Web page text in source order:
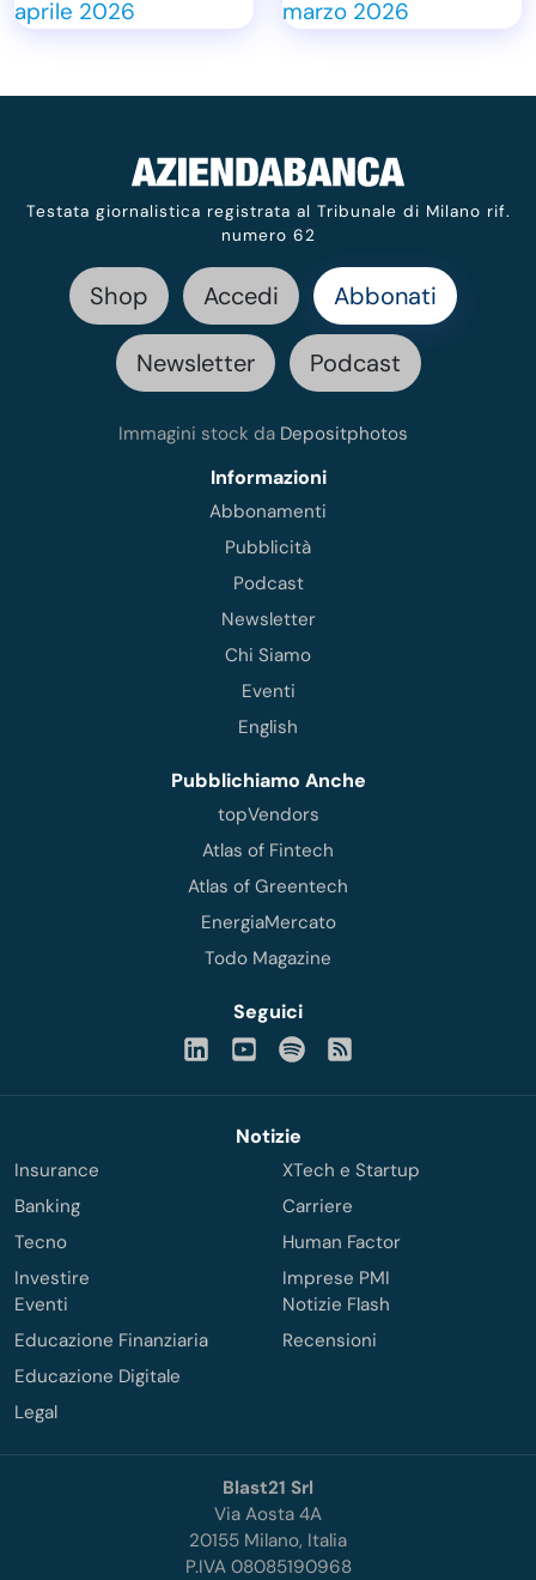
Testata giornalistica registrata al Tribunale di Milano rif.
numero 62
Shop Accedi Abbonati
Newsletter Podcast
Immagini stock da Depositphotos
Informazioni
Abbonamenti
Pubblicità
Podcast
Newsletter
Chi Siamo
Eventi
English
Pubblichiamo Anche
topVendors
Atlas of Fintech
Atlas of Greentech
EnergiaMercato
Todo Magazine
Seguici
Notizie
Insurance
Banking
Tecno
Investire
XTech e Startup
Carriere
Human Factor
Imprese PMI
Eventi
Educazione Finanziaria
Educazione Digitale
Legal
Notizie Flash
Recensioni
Blast21 Srl
Via Aosta 4A
20155 Milano, Italia
P.IVA 08085190968